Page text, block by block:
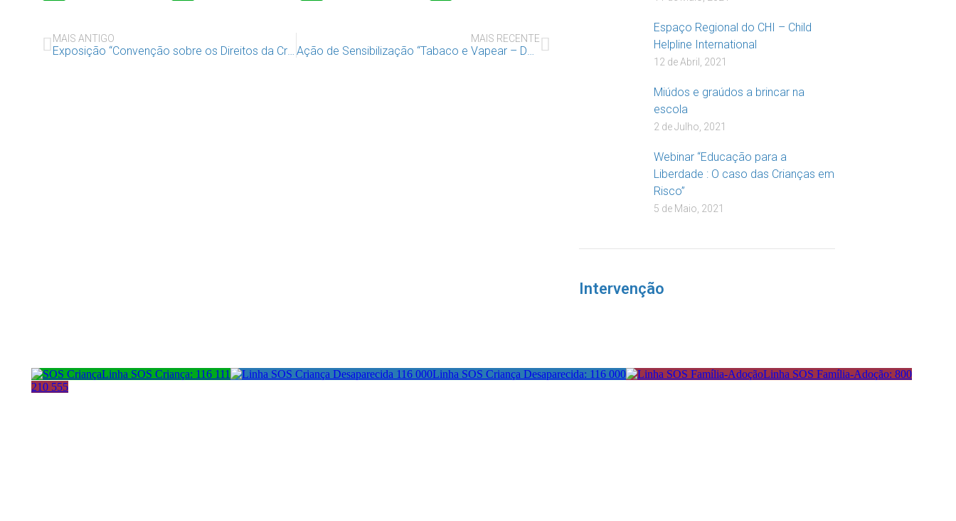
MAIS ANTIGO
Exposição “Convenção sobre os Direitos da Criança” em Castro Verde
MAIS RECENTE
Ação de Sensibilização “Tabaco e Vapear – Dá para experimentar?”
Espaço Regional do CHI – Child
Helpline International
12 de Abril, 2021
Miúdos e graúdos a brincar na
escola
2 de Julho, 2021
Webinar “Educação para a
Liberdade : O caso das Crianças em
Risco”
5 de Maio, 2021
Intervenção
Linha SOS Criança: 116 111 Linha SOS Criança Desaparecida: 116 000
Linha SOS Família-Adoção: 800
210 555